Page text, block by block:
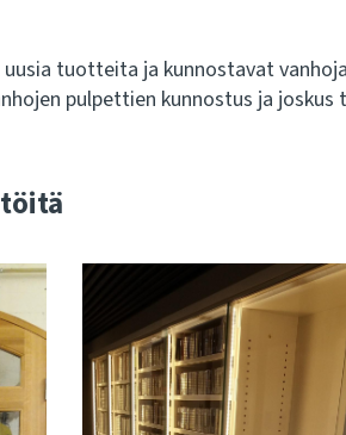
tuotteita ja kunnostavat
pulpettien kunnostus ja